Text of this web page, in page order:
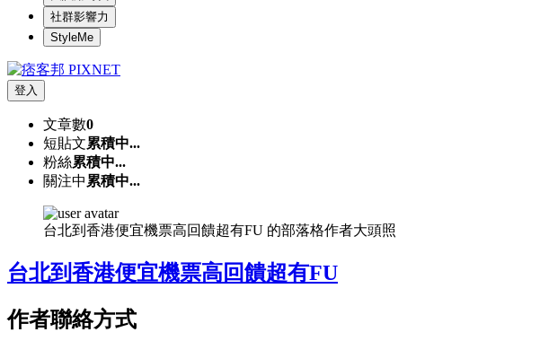
社群影響力
StyleMe
登入
文章數0
短貼文累積中...
粉絲累積中...
關注中 累積中...
台北到香港便宜機票高回饋超有FU 的部落格作者大頭照
台北到香港便宜機票高回饋超有FU
作者聯絡方式